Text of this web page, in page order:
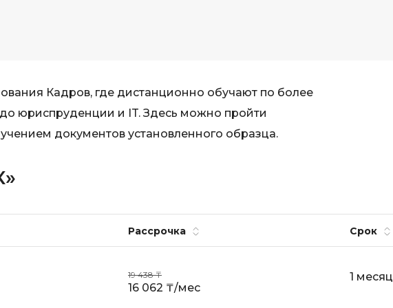
Кадров, где дистанционно обучают по более
юриспруденции и IT. Здесь можно пройти
документов установленного образца.
Рассрочка Срок
19 438 ₸
16 062 ₸/мес
1 месяц